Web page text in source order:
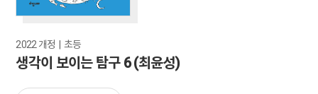
2022 개정  |  초등
생각이 보이는 탐구 6 (최윤성)